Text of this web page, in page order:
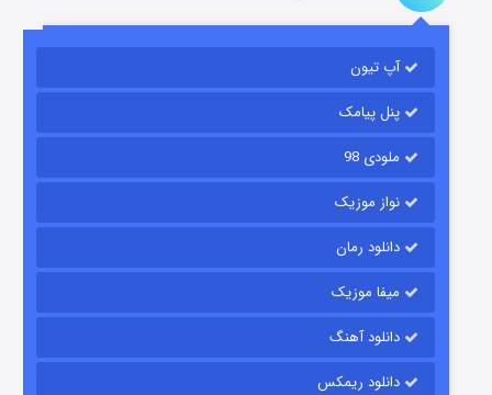
باب اسفنجی فصل ۱۷
قسمت6 (زیرنویس) منتشر شد
قسمت15 (دوبله) منتشر شد
آپ تیون
پنل پیامک
ملودی 98
نواز موزیک
دانلود رمان
میفا موزیک
دانلود آهنگ
دانلود ریمکس